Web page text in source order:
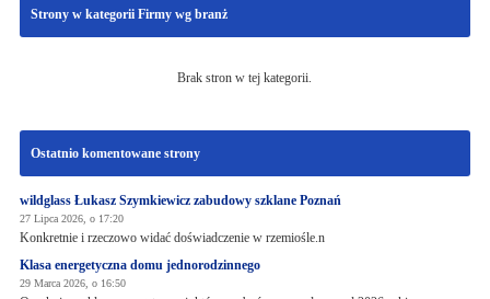
Strony w kategorii Firmy wg branż
Brak stron w tej kategorii.
Ostatnio komentowane strony
wildglass Łukasz Szymkiewicz zabudowy szklane Poznań
27 Lipca 2026, o 17:20
Konkretnie i rzeczowo widać doświadczenie w rzemiośle.n
Klasa energetyczna domu jednorodzinnego
29 Marca 2026, o 16:50